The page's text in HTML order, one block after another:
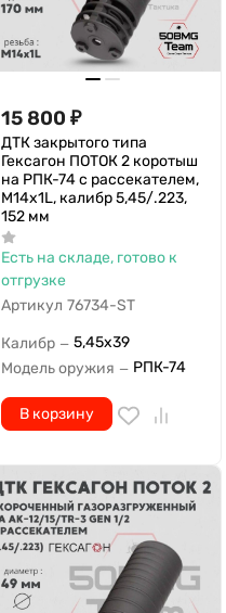
15 800 ₽
ДТК закрытого типа
Гексагон ПОТОК 2 коротыш
на РПК-74 с рассекателем,
М14х1L, калибр 5,45/.223,
152 мм
Есть на складе, готово к
отгрузке
Артикул 76734-ST
Калибр — 5,45х39
Модель оружия — РПК-74
В корзину